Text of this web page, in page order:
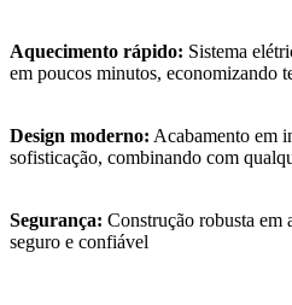
Aquecimento rápido: Sistema
em poucos minutos, economizando
Design moderno: Acabamento em
sofisticação, combinando com
Segurança: Construção robusta em
seguro e confiável